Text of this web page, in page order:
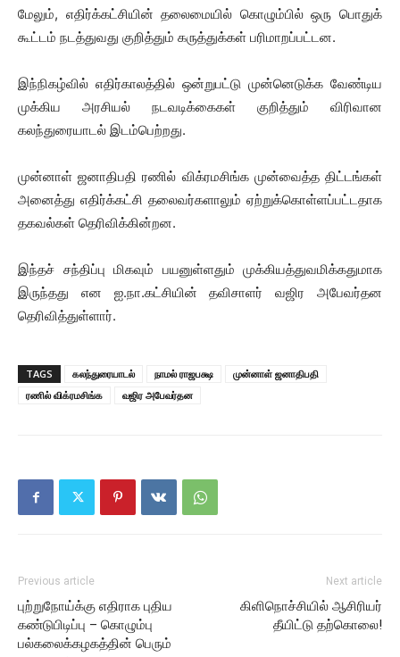
மேலும், எதிர்க்கட்சியின் தலைமையில் கொழும்பில் ஒரு பொதுக்
கூட்டம் நடத்துவது குறித்தும் கருத்துக்கள் பரிமாறப்பட்டன.
இந்நிகழ்வில் எதிர்காலத்தில் ஒன்றுபட்டு முன்னெடுக்க வேண்டிய
முக்கிய அரசியல் நடவடிக்கைகள் குறித்தும் விரிவான
கலந்துரையாடல் இடம்பெற்றது.
முன்னாள் ஜனாதிபதி ரணில் விக்ரமசிங்க முன்வைத்த திட்டங்கள்
அனைத்து எதிர்க்கட்சி தலைவர்களாலும் ஏற்றுக்கொள்ளப்பட்டதாக
தகவல்கள் தெரிவிக்கின்றன.
இந்தச் சந்திப்பு மிகவும் பயனுள்ளதும் முக்கியத்துவமிக்கதுமாக
இருந்தது என ஐ.நா.கட்சியின் தவிசாளர் வஜிர அபேவர்தன
தெரிவித்துள்ளார்.
TAGS கலந்துரையாடல் நாமல் ராஜபக்ஷ
முன்னாள் ஜனாதிபதி
ரணில் விக்ரமசிங்க
வஜிர அபேவர்தன
Previous article
புற்றுநோய்க்கு எதிராக புதிய
கண்டுபிடிப்பு – கொழும்பு
பல்கலைக்கழகத்தின் பெரும்
Next article
கிளிநொச்சியில் ஆசிரியர்
தீயிட்டு தற்கொலை!